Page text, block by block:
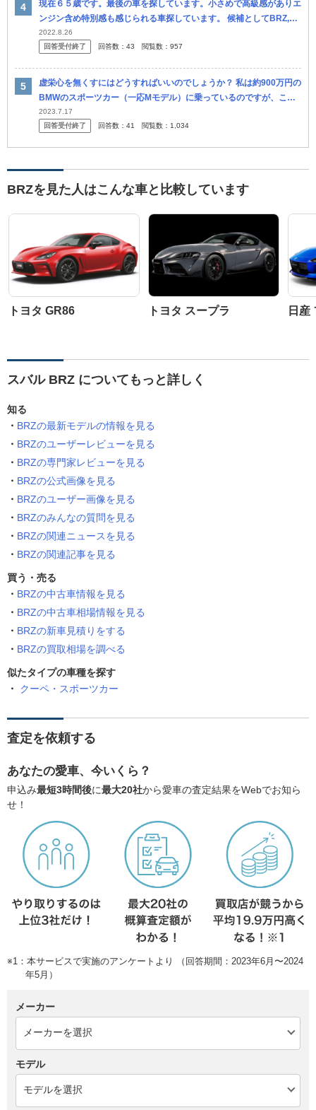
現在６５歳です。最後の車を探しています。小さめで高級感がありエ
ンジン含め特別感も感じられる車探しています。 候補としてBRZ,プ
ジョー２０８GT、ミニクラブマンを考えています。 何かほかに良い
も...
2022.8.26
回答受付終了
回答数： 43 閲覧数： 957
虚栄心を無くすにはどうすればいいのでしょうか？ 私は約900万円の
BMWのスポーツカー（一応Mモデル）に乗っているのですが、この
車に乗っていると、スイフトスポーツや86/BRZなど比較的低価格
の...
2023.7.17
回答受付終了
回答数： 41 閲覧数： 1,034
BRZを見た人はこんな車と比較しています
トヨタ GR86 トヨタ スープラ 日産
スバル BRZ についてもっと詳しく
知る
BRZの最新モデルの情報を見る
BRZのユーザーレビューを見る
BRZの専門家レビューを見る
BRZの公式画像を見る
BRZのユーザー画像を見る
BRZのみんなの質問を見る
BRZの関連ニュースを見る
BRZの関連記事を見る
買う・売る
BRZの中古車情報を見る
BRZの中古車相場情報を見る
BRZの新車見積りをする
BRZの買取相場を調べる
似たタイプの車種を探す
クーペ・スポーツカー
査定を依頼する
あなたの愛車、今いくら？
申込み最短3時間後に最大20社から愛車の査定結果をWebでお知ら
せ！
※1：本サービスで実施のアンケートより （回答期間：2023年6月〜2024
年5月）
メーカー
モデル